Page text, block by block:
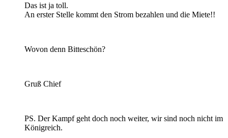
Das ist ja toll.
An erster Stelle kommt den Strom bezahlen und die Miete!!
Wovon denn Bitteschön?
Gruß Chief
PS. Der Kampf geht doch noch weiter, wir sind noch nicht im
Königreich.